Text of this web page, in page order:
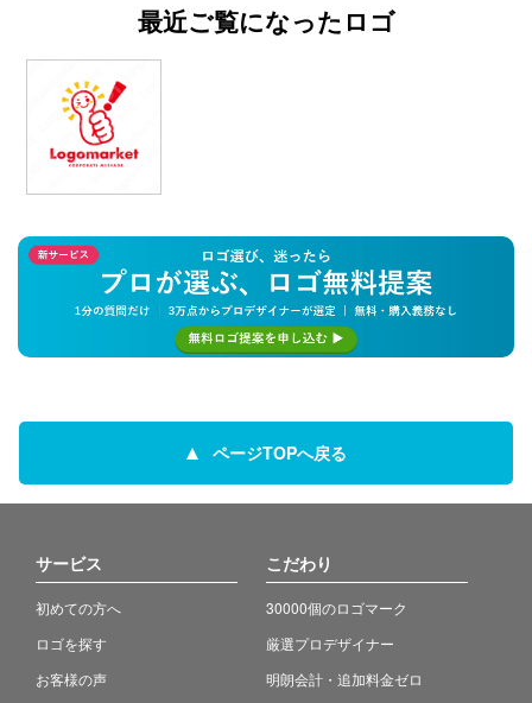
最近ご覧になったロゴ
ページTOPへ戻る
サービス
初めての方へ
ロゴを探す
お客様の声
こだわり
30000個のロゴマーク
厳選プロデザイナー
明朗会計・追加料金ゼロ